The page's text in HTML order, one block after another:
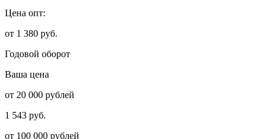
Цена опт:
от 1 380 руб.
Годовой оборот
Ваша цена
от 20 000 рублей
1 543 руб.
от 100 000 рублей